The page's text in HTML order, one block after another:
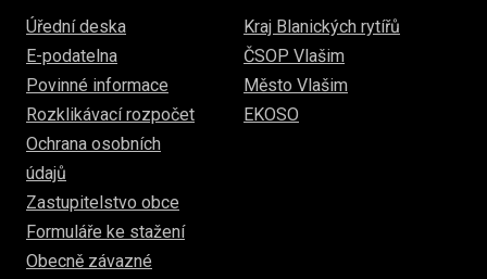
Úřední deska
E-podatelna
Povinné informace
Rozklikávací rozpočet
Ochrana osobních
údajů
Zastupitelstvo obce
Formuláře ke stažení
Obecně závazné
Kraj Blanických rytířů
ČSOP Vlašim
Město Vlašim
EKOSO